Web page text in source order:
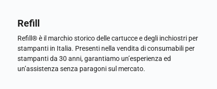
Refill
Refill® è il marchio storico delle cartucce e degli inchiostri per
stampanti in Italia. Presenti nella vendita di consumabili per
stampanti da 30 anni, garantiamo un’esperienza ed
un’assistenza senza paragoni sul mercato.